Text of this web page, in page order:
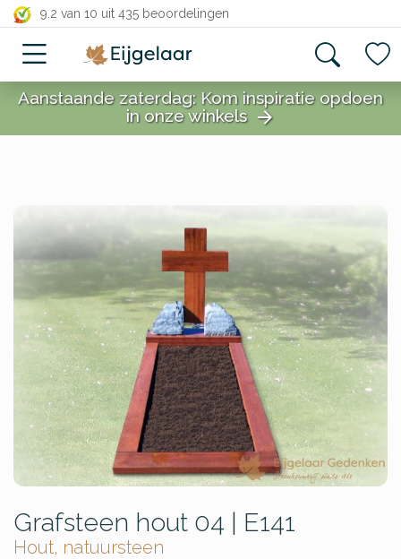
9.2 van 10 uit 435 beoordelingen
close
close
Aanstaande zaterdag: Kom inspiratie opdoen
in onze winkels arrow_forward
Grafsteen hout 04 | E141
Hout, natuursteen